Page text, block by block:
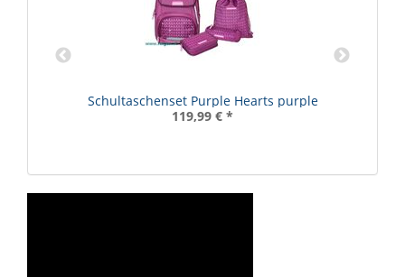
Schultaschenset Purple Hearts purple
119,99 € *